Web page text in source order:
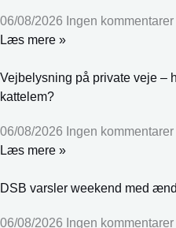
06/08/2026 Ingen kommentarer
Læs mere »
Vejbelysning på private veje –
kattelem?
06/08/2026 Ingen kommentarer
Læs mere »
DSB varsler weekend med
06/08/2026 Ingen kommentarer